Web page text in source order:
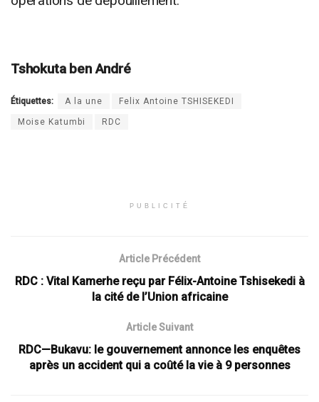
Tshokuta ben André
Étiquettes: A la une Felix Antoine TSHISEKEDI
Moise Katumbi RDC
PUBLICITÉ
Article Précédent
RDC : Vital Kamerhe reçu par Félix-Antoine Tshisekedi à
la cité de l’Union africaine
Article Suivant
RDC—Bukavu: le gouvernement annonce les enquêtes
après un accident qui a coûté la vie à 9 personnes